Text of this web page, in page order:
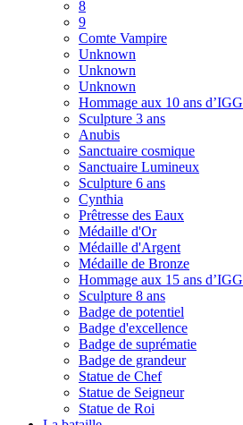
8
9
Comte Vampire
Unknown
Unknown
Unknown
Hommage aux 10 ans d’IGG
Sculpture 3 ans
Anubis
Sanctuaire cosmique
Sanctuaire Lumineux
Sculpture 6 ans
Cynthia
Prêtresse des Eaux
Médaille d'Or
Médaille d'Argent
Médaille de Bronze
Hommage aux 15 ans d’IGG
Sculpture 8 ans
Badge de potentiel
Badge d'excellence
Badge de suprématie
Badge de grandeur
Statue de Chef
Statue de Seigneur
Statue de Roi